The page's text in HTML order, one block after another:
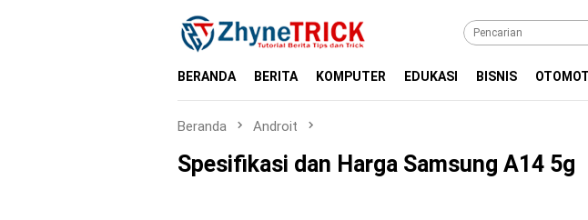
BERANDA BERITA KOMPUTER EDUKASI BISNIS
Beranda Androit
Spesifikasi dan Harga Samsung A14 5g